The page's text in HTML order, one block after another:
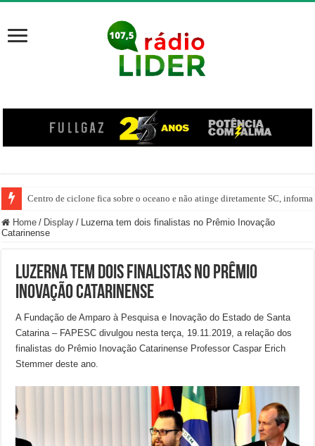
Centro de ciclone fica sobre o oceano e não atinge diretamente SC,
Home / Display / Luzerna tem dois finalistas no Prêmio Inovação
Catarinense
Luzerna tem dois finalistas no Prêmio
Inovação Catarinense
A Fundação de Amparo à Pesquisa e Inovação do Estado de Santa
Catarina – FAPESC divulgou nesta terça, 19.11.2019, a relação dos
finalistas do Prêmio Inovação Catarinense Professor Caspar Erich
Stemmer deste ano.